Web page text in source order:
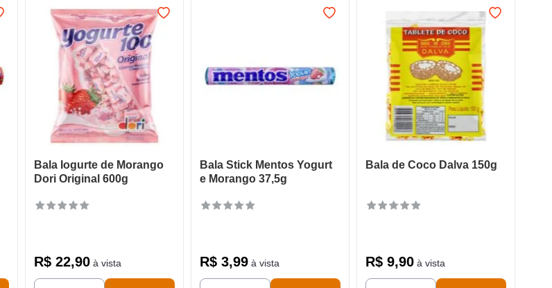
Bala Iogurte de Morango
Dori Original 600g
R$ 22,90à vista
Bala Stick Mentos Yogurt
e Morango 37,5g
R$ 3,99à vista
Bala de Coco Dalva 150g
R$ 9,90à vista